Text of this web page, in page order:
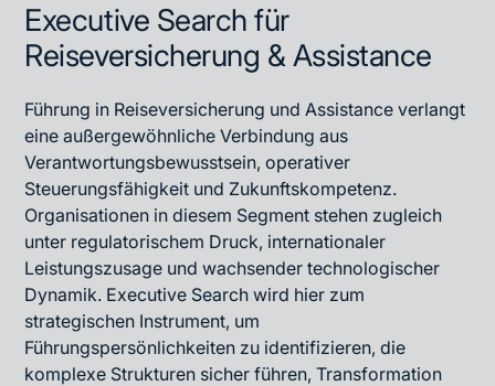
Executive Search für
Reiseversicherung & Assistance
Führung in Reiseversicherung und Assistance verlangt
eine außergewöhnliche Verbindung aus
Verantwortungsbewusstsein, operativer
Steuerungsfähigkeit und Zukunftskompetenz.
Organisationen in diesem Segment stehen zugleich
unter regulatorischem Druck, internationaler
Leistungszusage und wachsender technologischer
Dynamik. Executive Search wird hier zum
strategischen Instrument, um
Führungspersönlichkeiten zu identifizieren, die
komplexe Strukturen sicher führen, Transformation